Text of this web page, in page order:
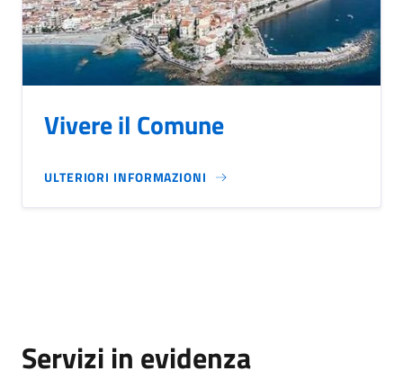
Vivere il Comune
ULTERIORI INFORMAZIONI
Servizi in evidenza